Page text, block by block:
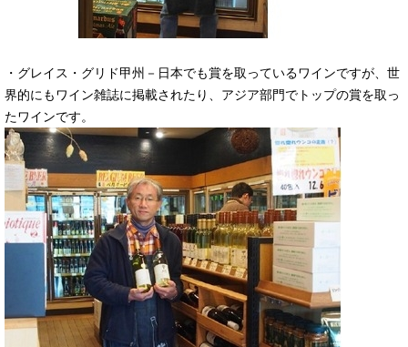
・グレイス・グリド甲州－日本でも賞を取っているワインですが、世
界的にもワイン雑誌に掲載されたり、アジア部門でトップの賞を取っ
たワインです。